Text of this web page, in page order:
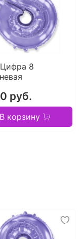
8
руб.
В корзину